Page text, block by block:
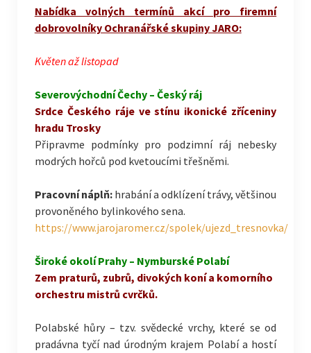
Nabídka volných termínů akcí pro firemní
dobrovolníky Ochranářské skupiny JARO:
Květen až listopad
Severovýchodní Čechy – Český ráj
Srdce Českého ráje ve stínu ikonické zříceniny
hradu Trosky
Připravme podmínky pro podzimní ráj nebesky
modrých hořců pod kvetoucími třešněmi.
Pracovní náplň:hrabání a odklízení trávy, většinou
provoněného bylinkového sena.
https://www.jarojaromer.cz/spolek/ujezd_tresnovka/
Široké okolí Prahy – Nymburské Polabí
Zem praturů, zubrů, divokých koní a komorního
orchestru mistrů cvrčků.
Polabské hůry – tzv. svědecké vrchy, které se od
pradávna tyčí nad úrodným krajem Polabí a hostí